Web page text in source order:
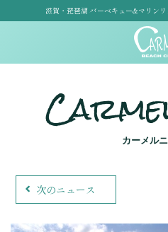
滋賀・琵琶湖 バーベキュー&マリン
カーメル
次のニュース